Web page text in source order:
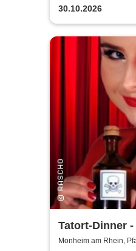
30.10.2026
Tatort-Dinner
für Mord
Monheim am Rhein,